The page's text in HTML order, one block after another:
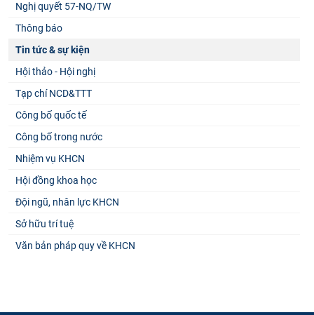
Nghị quyết 57-NQ/TW
Thông báo
Tin tức & sự kiện
Hội thảo - Hội nghị
Tạp chí NCD&TTT
Công bố quốc tế
Công bố trong nước
Nhiệm vụ KHCN
Hội đồng khoa học
Đội ngũ, nhân lực KHCN
Sở hữu trí tuệ
Văn bản pháp quy về KHCN